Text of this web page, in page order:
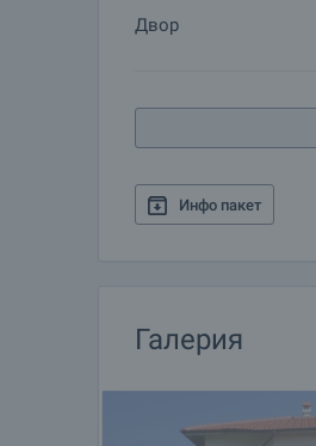
Двор
Инфо пакет
Галерия